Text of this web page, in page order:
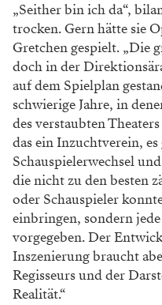
„Seither bin ich da“,
trocken. Gern hätte sie
Gretchen gespielt. „Die
doch in der
auf dem Spielplan
schwierige Jahre, in
des verstaubten Theaters
das ein Inzuchtverein,
Schauspielerwechsel
die nicht zu den besten
oder Schauspieler
einbringen, sondern
vorgegeben. Der
Inszenierung braucht
Regisseurs undder
Realität.“